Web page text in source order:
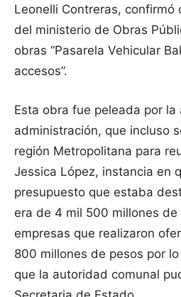
Leonelli Contreras, confirmó
del ministerio de Obras
obras “Pasarela Vehicular
accesos”.
Esta obra fue peleada por la
administración, que incluso
región Metropolitana para
Jessica López, instancia en
presupuesto que estaba
era de 4 mil 500 millones de
empresas que realizaron
800 millones de pesos por
que la autoridad comunal